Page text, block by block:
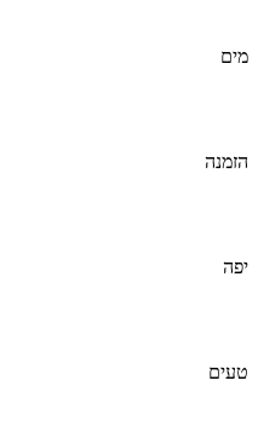
מים
הזמנה
יפה
טעים